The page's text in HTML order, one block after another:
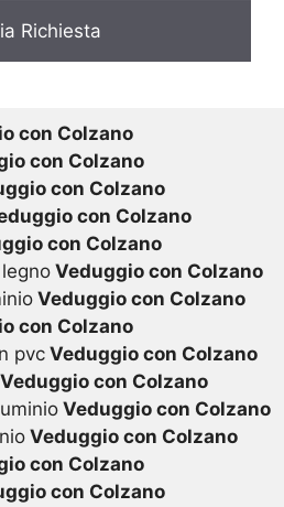
con Colzano
con Colzano
con Colzano
con Colzano
con Colzano
Veduggio con Colzano
Veduggio con Colzano
con Colzano
pvcVeduggio con Colzano
con Colzano
Veduggio con Colzano
Veduggio con Colzano
con Colzano
con Colzano